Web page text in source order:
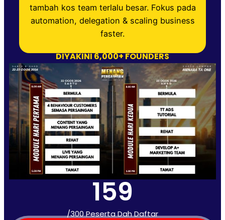
tambah kos team terlalu besar. Fokus pada
automation, delegation & scaling business
faster.
DIYAKINI 6,000+ FOUNDERS
/300 Peserta Dah Daftar
159